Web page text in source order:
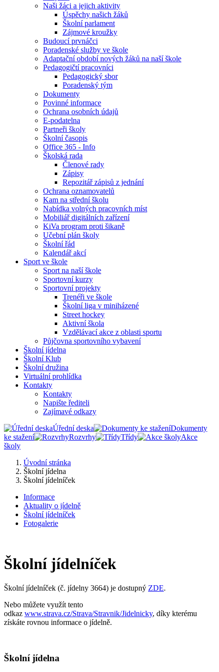
Naši žáci a jejich aktivity
Úspěchy našich žáků
Školní parlament
Zájmové kroužky
Budoucí prvnáčci
Poradenské služby ve škole
Adaptační období nových žáků na naší škole
Pedagogičtí pracovníci
Pedagogický sbor
Poradenský tým
Dokumenty
Povinné informace
Ochrana osobních údajů
E-podatelna
Partneři školy
Školní časopis
Office 365 - Info
Školská rada
Členové rady
Zápisy
Repozitář zápisů z jednání
Ochrana oznamovatelů
Kam na střední školu
Nabídka volných pracovních míst
Mobiliář digitálních zařízení
KiVa program proti šikaně
Učební plán školy
Školní řád
Kalendář akcí
Sport ve škole
Sport na naší škole
Sportovní kurzy
Sportovní projekty
Trenéři ve škole
Školní liga v miniházené
Street hockey
Aktivní škola
Vzdělávací akce z oblasti sportu
Půjčovna sportovního vybavení
Školní jídelna
Školní Klub
Školní družina
Virtuální prohlídka
Kontakty
Kontakty
Napište řediteli
Zajímavé odkazy
Úřední deska
Dokumenty
ke stažení
Rozvrhy Třídy
Akce
školy
Úvodní stránka
Školní jídelna
Školní jídelníček
Informace
Aktuality o jídelně
Školní jídelníček
Fotogalerie
Školní jídelníček
Školní jídelníček (č. jídelny 3664) je dostupný ZDE.
Nebo můžete využít tento
odkaz www.strava.cz/Strava/Stravnik/Jidelnicky, díky kterému
získáte rovnou informace o jídelně.
Školní jídelna